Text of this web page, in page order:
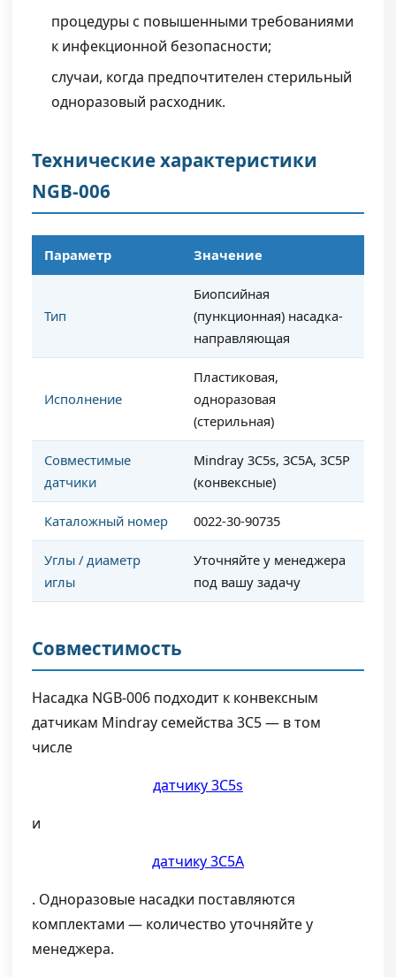
процедуры с повышенными требованиями
к инфекционной безопасности;
случаи, когда предпочтителен стерильный
одноразовый расходник.
Технические характеристики
NGB-006
Параметр Значение
Тип
Биопсийная
(пункционная) насадка-
направляющая
Исполнение
Пластиковая,
одноразовая
(стерильная)
Совместимые
датчики
Mindray 3C5s, 3C5A, 3C5P
(конвексные)
Каталожный номер 0022-30-90735
Углы / диаметр
иглы
Уточняйте у менеджера
под вашу задачу
Совместимость
Насадка NGB-006 подходит к конвексным
датчикам Mindray семейства 3C5 — в том
числе
датчику 3C5s
и
датчику 3C5A
. Одноразовые насадки поставляются
комплектами — количество уточняйте у
менеджера.